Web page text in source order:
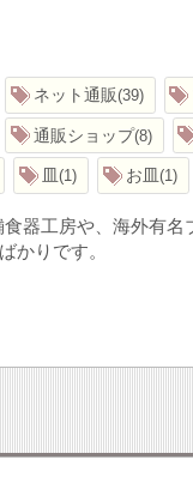
ネット通販 39
通販ショップ 8
皿 1 お皿 1
器工房や、海外有
かりです。